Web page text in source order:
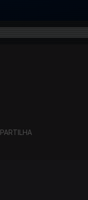
PARTILHA